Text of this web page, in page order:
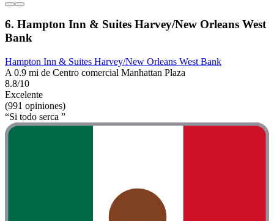
6. Hampton Inn & Suites Harvey/New Orleans West
Bank
Hampton Inn & Suites Harvey/New Orleans West Bank
A 0.9 mi de Centro comercial Manhattan Plaza
8.8/10
Excelente
(991 opiniones)
“Si todo serca ”